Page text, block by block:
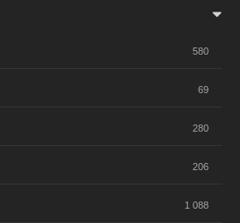
580
69
280
206
1 088